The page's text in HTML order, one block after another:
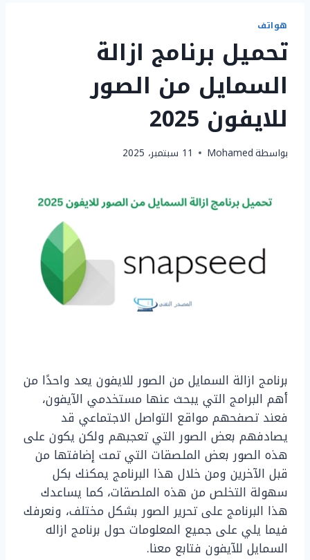
هواتف
تحميل برنامج ازالة
السمايل من الصور
للايفون 2025
بواسطةMohamed 11 سبتمبر، 2025
برنامج ازالة السمايل من الصور للايفون يعد واحدًا من
أهم البرامج التي يبحث عنها مستخدمي الآيفون،
فعند تصفحهم مواقع التواصل الاجتماعي قد
يصادفهم بعض الصور التي تعجبهم ولكن يكون على
هذه الصور بعض الملصقات التي تمت إضافتها من
قبل الآخرين ومن خلال هذا البرنامج يمكنك بكل
سهولة التخلص من هذه الملصقات، كما يساعدك
هذا البرنامج على تحرير الصور بشكل مختلف، ونعرفك
فيما يلي على جميع المعلومات حول برنامج ازاله
السمايل للآيفون فتابع معنا.